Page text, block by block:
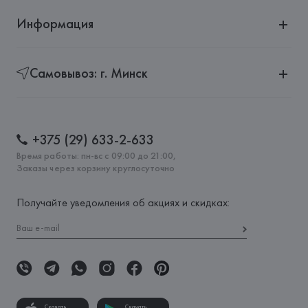
Информация
Самовывоз: г. Минск
+375 (29) 633-2-633
Время работы: пн-вс с 09:00 до 21:00,
Заказы через корзину круглосуточно
Получайте уведомления об акциях и скидках: